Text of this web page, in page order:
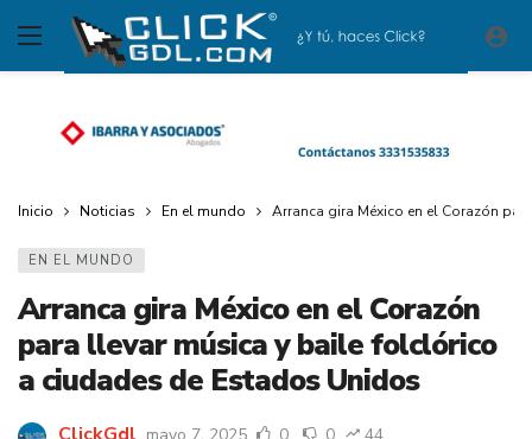
Inicio Noticias En el mundo Arranca gira México en el Corazón
EN EL MUNDO
Arranca gira México en el Corazón
para llevar música y baile folclórico
a ciudades de Estados Unidos